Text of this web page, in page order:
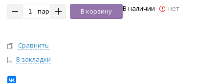
пар В корзину В наличии нет
Сравнить
В закладки